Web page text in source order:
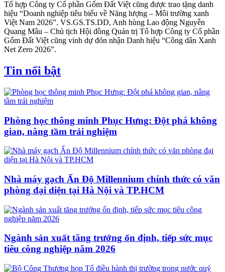
Tổ hợp Công ty Cổ phần Gốm Đất Việt cũng được trao tặng danh
hiệu “Doanh nghiệp tiêu biểu về Năng lượng – Môi trường xanh
Việt Nam 2026”. VS.GS.TS.DD, Anh hùng Lao động Nguyễn
Quang Mâu – Chủ tịch Hội đồng Quản trị Tổ hợp Công ty Cổ phần
Gốm Đất Việt cũng vinh dự đón nhận Danh hiệu “Công dân Xanh
Net Zero 2026”.
Tin nổi bật
Phòng học thông minh Phục Hưng: Đột phá không
gian, nâng tầm trải nghiệm
Nhà máy gạch Ấn Độ Millennium chính thức có văn
phòng đại diện tại Hà Nội và TP.HCM
Ngành sản xuất tăng trưởng ổn định, tiếp sức mục
tiêu công nghiệp năm 2026